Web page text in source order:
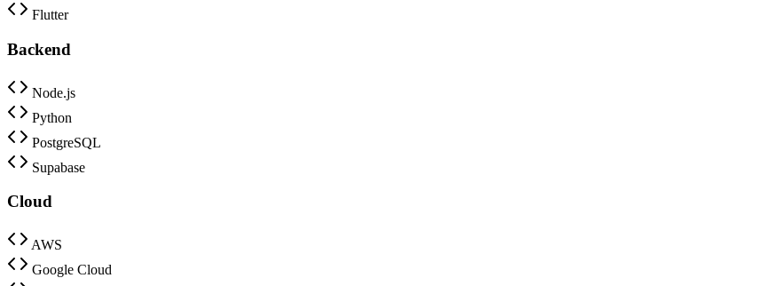
Flutter
Backend
Node.js
Python
PostgreSQL
Supabase
Cloud
AWS
Google Cloud